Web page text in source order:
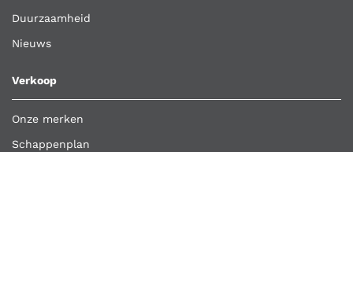
Duurzaamheid
Nieuws
Verkoop
Onze merken
Schappenplan